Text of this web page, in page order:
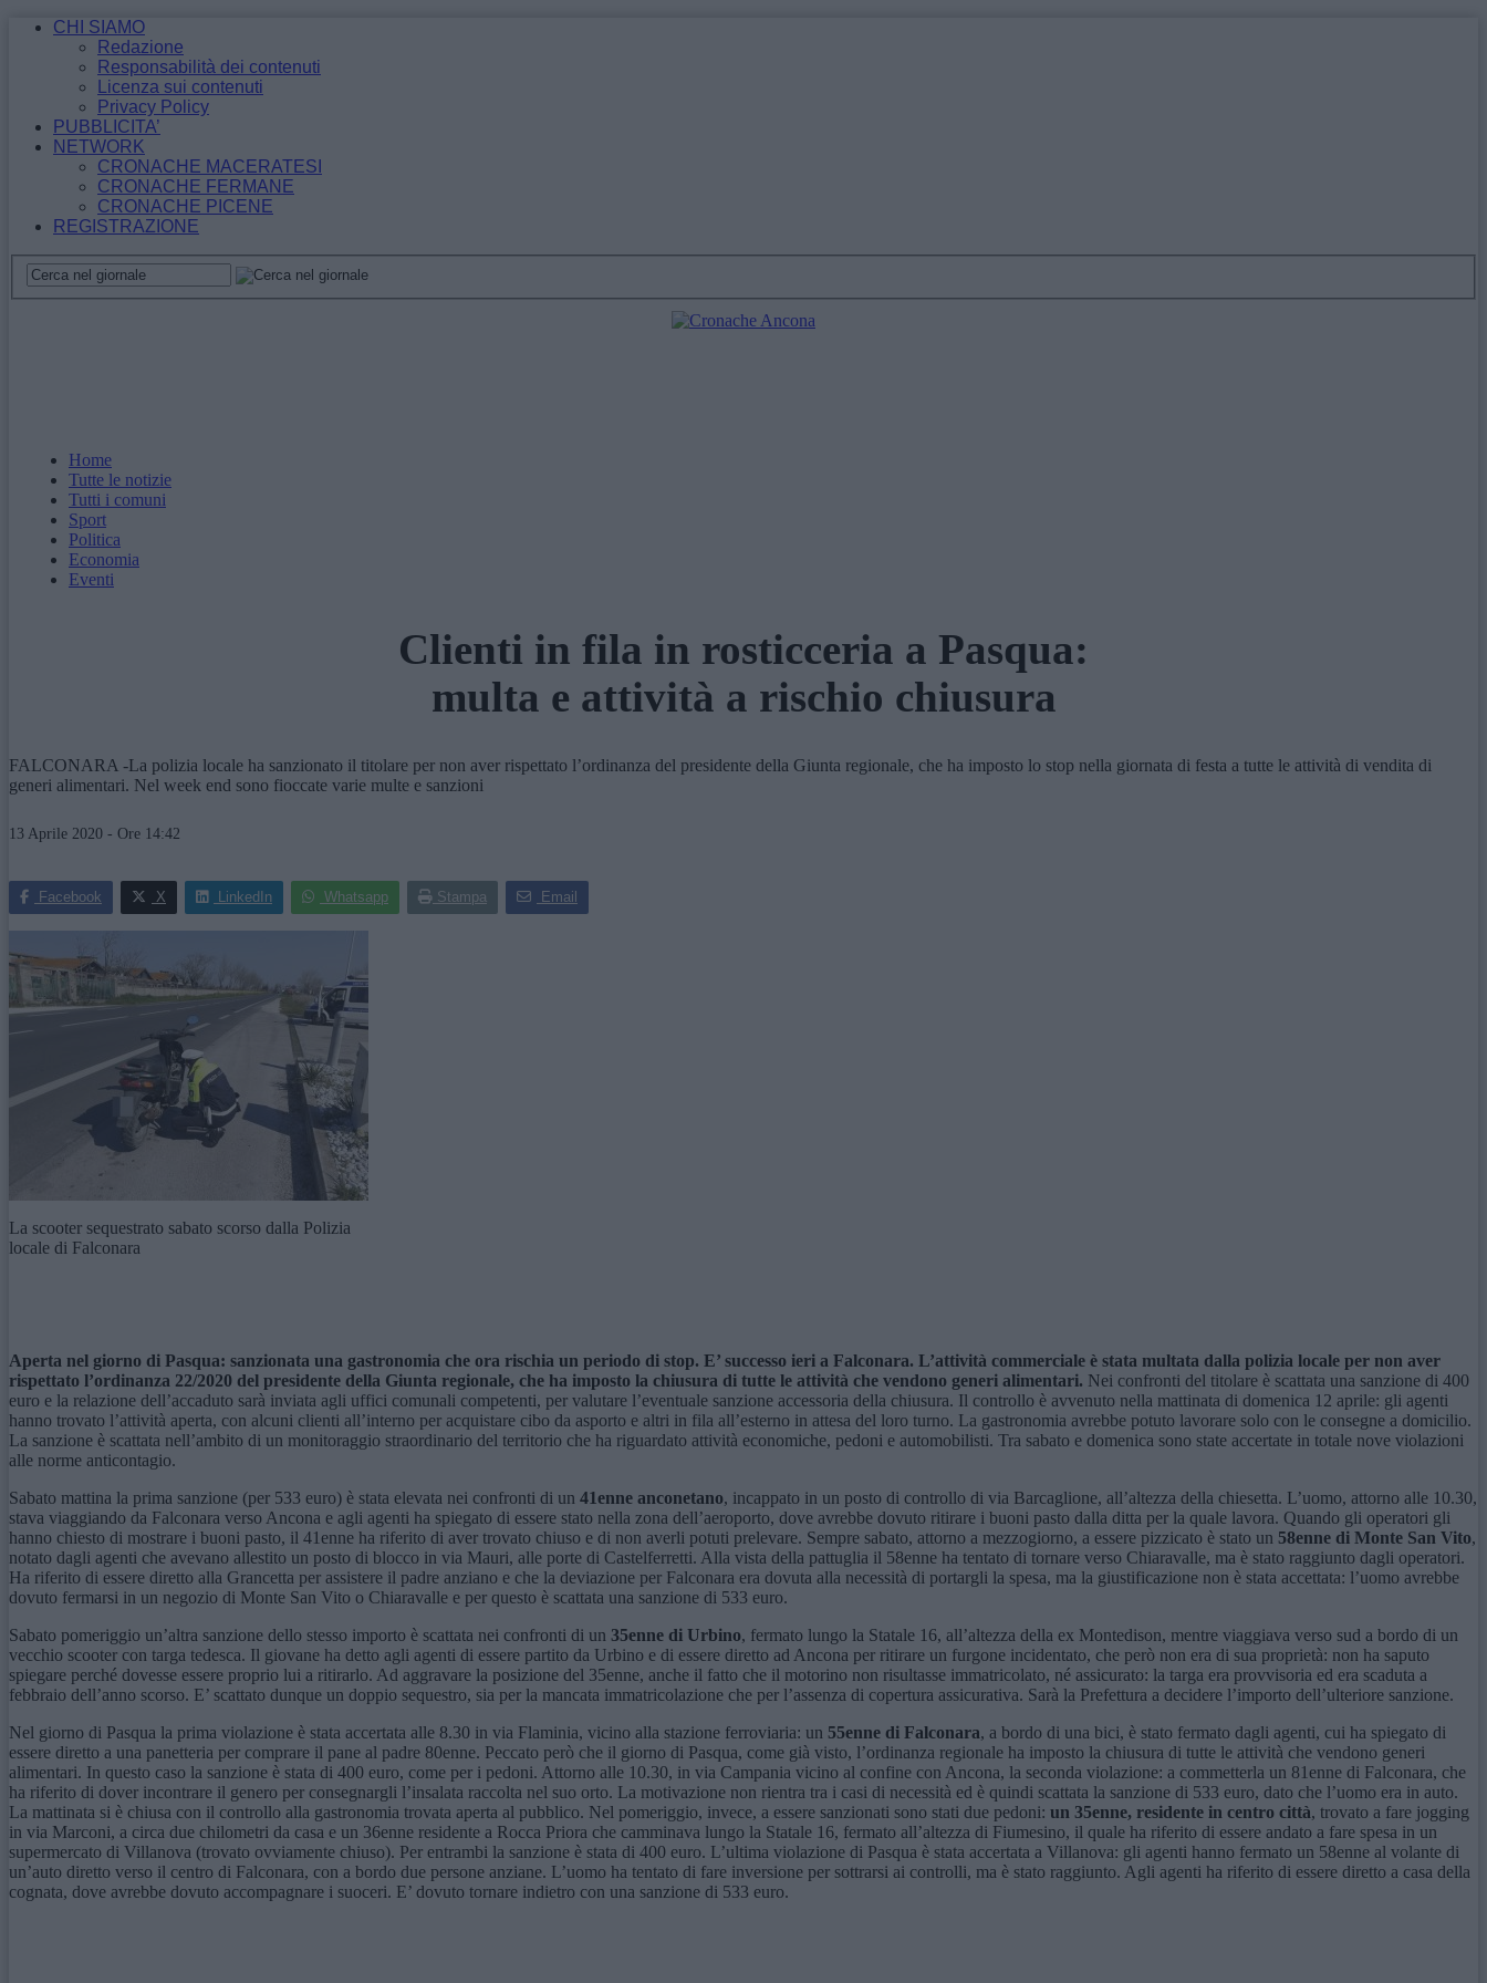
CHI SIAMO
Redazione
Responsabilità dei contenuti
Licenza sui contenuti
Privacy Policy
PUBBLICITA’
NETWORK
CRONACHE MACERATESI
CRONACHE FERMANE
CRONACHE PICENE
REGISTRAZIONE
Home
Tutte le notizie
Tutti i comuni
Sport
Politica
Economia
Eventi
Clienti in fila in rosticceria a Pasqua:
multa e attività a rischio chiusura
FALCONARA -La polizia locale ha sanzionato il titolare per non aver rispettato l’ordinanza del presidente della Giunta regionale, che ha imposto lo stop nella giornata di festa a tutte le attività di vendita di
generi alimentari. Nel week end sono fioccate varie multe e sanzioni
13 Aprile 2020 - Ore 14:42
Facebook X LinkedIn Whatsapp Stampa Email
La scooter sequestrato sabato scorso dalla Polizia
locale di Falconara
Aperta nel giorno di Pasqua: sanzionata una gastronomia che ora rischia un periodo di stop. E’ successo ieri a Falconara. L’attività commerciale è stata multata dalla polizia locale per non aver
rispettato l’ordinanza 22/2020 del presidente della Giunta regionale, che ha imposto la chiusura di tutte le attività che vendono generi alimentari. Nei confronti del titolare è scattata una sanzione di 400
euro e la relazione dell’accaduto sarà inviata agli uffici comunali competenti, per valutare l’eventuale sanzione accessoria della chiusura. Il controllo è avvenuto nella mattinata di domenica 12 aprile: gli agenti
hanno trovato l’attività aperta, con alcuni clienti all’interno per acquistare cibo da asporto e altri in fila all’esterno in attesa del loro turno. La gastronomia avrebbe potuto lavorare solo con le consegne a domicilio.
La sanzione è scattata nell’ambito di un monitoraggio straordinario del territorio che ha riguardato attività economiche, pedoni e automobilisti. Tra sabato e domenica sono state accertate in totale nove violazioni
alle norme anticontagio.
Sabato mattina la prima sanzione (per 533 euro) è stata elevata nei confronti di un 41enne anconetano, incappato in un posto di controllo di via Barcaglione, all’altezza della chiesetta. L’uomo, attorno alle 10.30,
stava viaggiando da Falconara verso Ancona e agli agenti ha spiegato di essere stato nella zona dell’aeroporto, dove avrebbe dovuto ritirare i buoni pasto dalla ditta per la quale lavora. Quando gli operatori gli
hanno chiesto di mostrare i buoni pasto, il 41enne ha riferito di aver trovato chiuso e di non averli potuti prelevare. Sempre sabato, attorno a mezzogiorno, a essere pizzicato è stato un 58enne di Monte San Vito,
notato dagli agenti che avevano allestito un posto di blocco in via Mauri, alle porte di Castelferretti. Alla vista della pattuglia il 58enne ha tentato di tornare verso Chiaravalle, ma è stato raggiunto dagli operatori.
Ha riferito di essere diretto alla Grancetta per assistere il padre anziano e che la deviazione per Falconara era dovuta alla necessità di portargli la spesa, ma la giustificazione non è stata accettata: l’uomo avrebbe
dovuto fermarsi in un negozio di Monte San Vito o Chiaravalle e per questo è scattata una sanzione di 533 euro.
Sabato pomeriggio un’altra sanzione dello stesso importo è scattata nei confronti di un 35enne di Urbino, fermato lungo la Statale 16, all’altezza della ex Montedison, mentre viaggiava verso sud a bordo di un
vecchio scooter con targa tedesca. Il giovane ha detto agli agenti di essere partito da Urbino e di essere diretto ad Ancona per ritirare un furgone incidentato, che però non era di sua proprietà: non ha saputo
spiegare perché dovesse essere proprio lui a ritirarlo. Ad aggravare la posizione del 35enne, anche il fatto che il motorino non risultasse immatricolato, né assicurato: la targa era provvisoria ed era scaduta a
febbraio dell’anno scorso. E’ scattato dunque un doppio sequestro, sia per la mancata immatricolazione che per l’assenza di copertura assicurativa. Sarà la Prefettura a decidere l’importo dell’ulteriore sanzione.
Nel giorno di Pasqua la prima violazione è stata accertata alle 8.30 in via Flaminia, vicino alla stazione ferroviaria: un 55enne di Falconara, a bordo di una bici, è stato fermato dagli agenti, cui ha spiegato di
essere diretto a una panetteria per comprare il pane al padre 80enne. Peccato però che il giorno di Pasqua, come già visto, l’ordinanza regionale ha imposto la chiusura di tutte le attività che vendono generi
alimentari. In questo caso la sanzione è stata di 400 euro, come per i pedoni. Attorno alle 10.30, in via Campania vicino al confine con Ancona, la seconda violazione: a commetterla un 81enne di Falconara, che
ha riferito di dover incontrare il genero per consegnargli l’insalata raccolta nel suo orto. La motivazione non rientra tra i casi di necessità ed è quindi scattata la sanzione di 533 euro, dato che l’uomo era in auto.
La mattinata si è chiusa con il controllo alla gastronomia trovata aperta al pubblico. Nel pomeriggio, invece, a essere sanzionati sono stati due pedoni: un 35enne, residente in centro città, trovato a fare jogging
in via Marconi, a circa due chilometri da casa e un 36enne residente a Rocca Priora che camminava lungo la Statale 16, fermato all’altezza di Fiumesino, il quale ha riferito di essere andato a fare spesa in un
supermercato di Villanova (trovato ovviamente chiuso). Per entrambi la sanzione è stata di 400 euro. L’ultima violazione di Pasqua è stata accertata a Villanova: gli agenti hanno fermato un 58enne al volante di
un’auto diretto verso il centro di Falconara, con a bordo due persone anziane. L’uomo ha tentato di fare inversione per sottrarsi ai controlli, ma è stato raggiunto. Agli agenti ha riferito di essere diretto a casa della
cognata, dove avrebbe dovuto accompagnare i suoceri. E’ dovuto tornare indietro con una sanzione di 533 euro.